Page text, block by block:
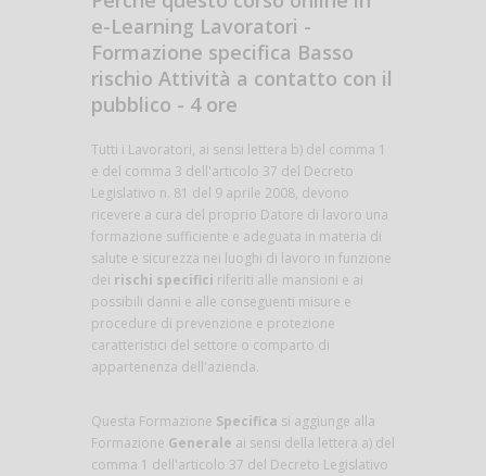
e-Learning Lavoratori -
Formazione specifica Basso
rischio Attività a contatto con il
pubblico - 4 ore
Tutti i Lavoratori, ai sensi lettera b) del comma 1
e del comma 3 dell'articolo 37 del Decreto
Legislativo n. 81 del 9 aprile 2008, devono
ricevere a cura del proprio Datore di lavoro una
formazione sufficiente e adeguata in materia di
salute e sicurezza nei luoghi di lavoro in funzione
dei rischi specifici riferiti alle mansioni e ai
possibili danni e alle conseguenti misure e
procedure di prevenzione e protezione
caratteristici del settore o comparto di
appartenenza dell'azienda.
Questa Formazione Specifica si aggiunge alla
Formazione Generale ai sensi della lettera a) del
comma 1 dell'articolo 37 del Decreto Legislativo